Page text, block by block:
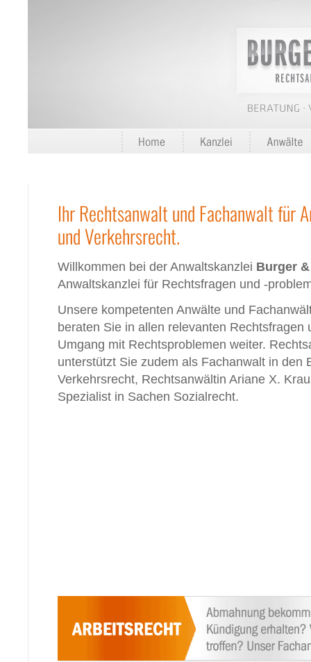
Ihr Rechtsanwalt und Fachanwalt für
und Verkehrsrecht.
Willkommen bei der Anwaltskanzlei Burger
Anwaltskanzlei für Rechtsfragen und -
Unsere kompetenten Anwälte und
beraten Sie in allen relevanten Rechtsfragen
Umgang mit Rechtsproblemen weiter.
unterstützt Sie zudem als Fachanwalt in den
Verkehrsrecht, Rechtsanwältin Ariane X.
Spezialist in Sachen Sozialrecht.